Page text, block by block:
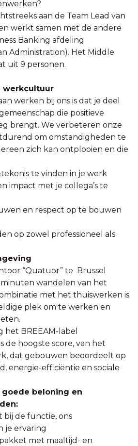
aan de Team Lead van
werkt samen met de andere
Banking afdeling
Administration). Het Middle
uit 9 personen.
werkcultuur
werken bij ons is dat je deel
die positieve
brengt. We verbeteren onze
om omstandigheden te
zich kan ontplooien en die
te vinden in je werk
impact met je collega’s te
en respect op te bouwen
op zowel professioneel als
“Quatuor” te Brussel
wandelen van het
met het thuiswerken is
plek om te werken en
BREEAM-label
de hoogste score, van het
dat gebouwen beoordeelt op
energie-efficiëntie en sociale
beloning en
bij de functie, ons
je ervaring
met maaltijd- en